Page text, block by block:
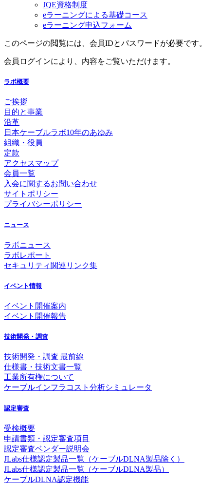
JQE資格制度
eラーニングによる基礎コース
eラーニング申込フォーム
このページの閲覧には、会員IDとパスワードが必要です。
会員ログインにより、内容をご覧いただけます。
ラボ概要
ご挨拶
目的と事業
沿革
日本ケーブルラボ10年のあゆみ
組織・役員
定款
アクセスマップ
会員一覧
入会に関するお問い合わせ
サイトポリシー
プライバシーポリシー
ニュース
ラボニュース
ラボレポート
セキュリティ関連リンク集
イベント情報
イベント開催案内
イベント開催報告
技術開発・調査
技術開発・調査 最前線
仕様書・技術文書一覧
工業所有権について
ケーブルインフラコスト分析シミュレータ
認定審査
受検概要
申請書類・認定審査項目
認定審査ベンダー説明会
JLabs仕様認定製品一覧（ケーブルDLNA製品除く）
JLabs仕様認定製品一覧（ケーブルDLNA製品）
ケーブルDLNA認定機能